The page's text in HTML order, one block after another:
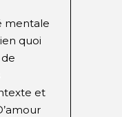
mentale
quoi
de
et